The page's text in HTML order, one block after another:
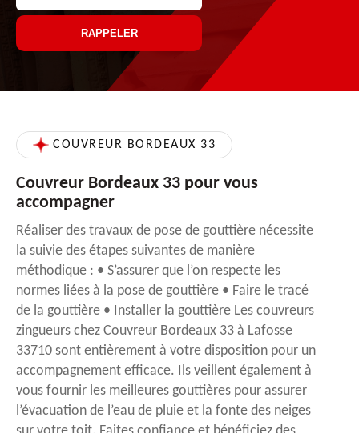
COUVREUR BORDEAUX 33
Couvreur Bordeaux 33 pour vous
accompagner
Réaliser des travaux de pose de gouttière nécessite
la suivie des étapes suivantes de manière
méthodique : • S’assurer que l’on respecte les
normes liées à la pose de gouttière • Faire le tracé
de la gouttière • Installer la gouttière Les couvreurs
zingueurs chez Couvreur Bordeaux 33 à Lafosse
33710 sont entièrement à votre disposition pour un
accompagnement efficace. Ils veillent également à
vous fournir les meilleures gouttières pour assurer
l’évacuation de l’eau de pluie et la fonte des neiges